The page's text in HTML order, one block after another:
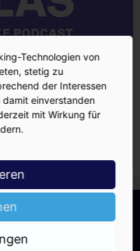
Technologien von
stetig zu
der Interessen
einverstanden
mit Wirkung für